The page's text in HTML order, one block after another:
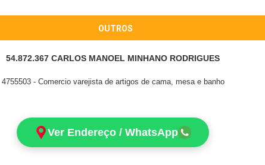
OUTROS
54.872.367 CARLOS MANOEL MINHANO RODRIGUES
4755503 - Comercio varejista de artigos de cama, mesa e banho
Ver Endereço / WhatsApp